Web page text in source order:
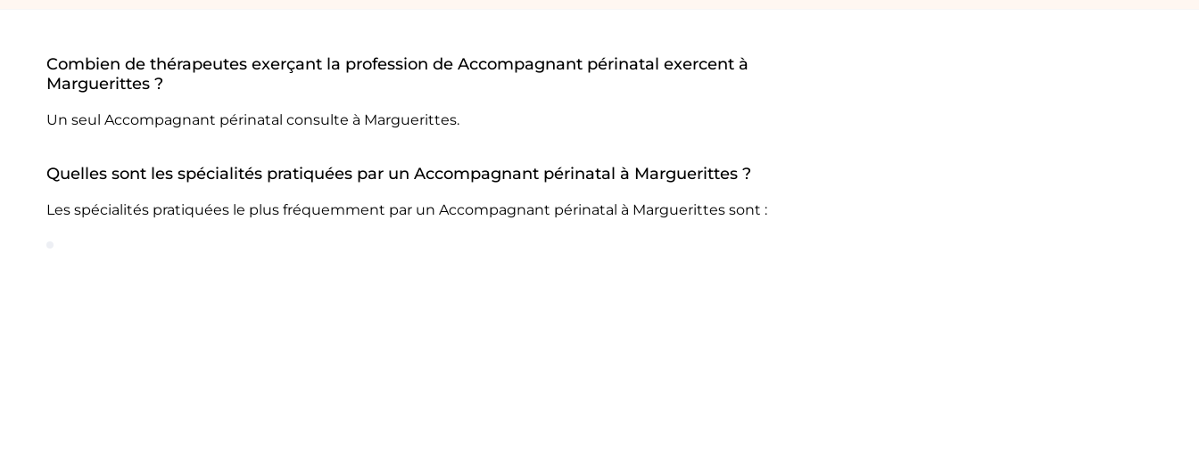
Combien de thérapeutes exerçant la profession de Accompagnant périnatal exercent à
Marguerittes ?
Un seul Accompagnant périnatal consulte à Marguerittes.
Quelles sont les spécialités pratiquées par un Accompagnant périnatal à Marguerittes ?
Les spécialités pratiquées le plus fréquemment par un Accompagnant périnatal à Marguerittes sont :